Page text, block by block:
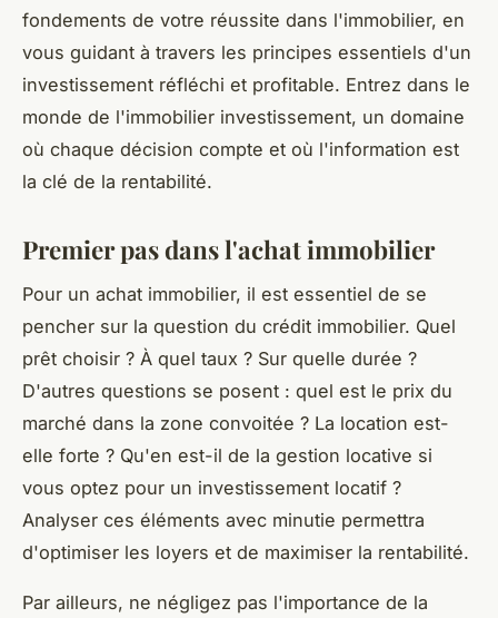
fondements de votre réussite dans l'immobilier, en
vous guidant à travers les principes essentiels d'un
investissement réfléchi et profitable. Entrez dans le
monde de l'immobilier investissement, un domaine
où chaque décision compte et où l'information est
la clé de la rentabilité.
Premier pas dans l'achat immobilier
Pour un achat immobilier, il est essentiel de se
pencher sur la question du crédit immobilier. Quel
prêt choisir ? À quel taux ? Sur quelle durée ?
D'autres questions se posent : quel est le prix du
marché dans la zone convoitée ? La location est-
elle forte ? Qu'en est-il de la gestion locative si
vous optez pour un investissement locatif ?
Analyser ces éléments avec minutie permettra
d'optimiser les loyers et de maximiser la rentabilité.
Par ailleurs, ne négligez pas l'importance de la